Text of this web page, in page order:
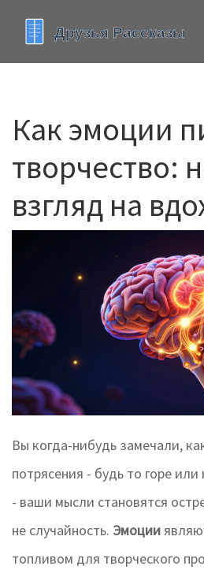
Как эмоции
творчество:
взгляд на
Вы когда-нибудь замечали,
потрясения - будь то горе
- ваши мысли становятся
не случайность. Эмоции
топливом для творческого